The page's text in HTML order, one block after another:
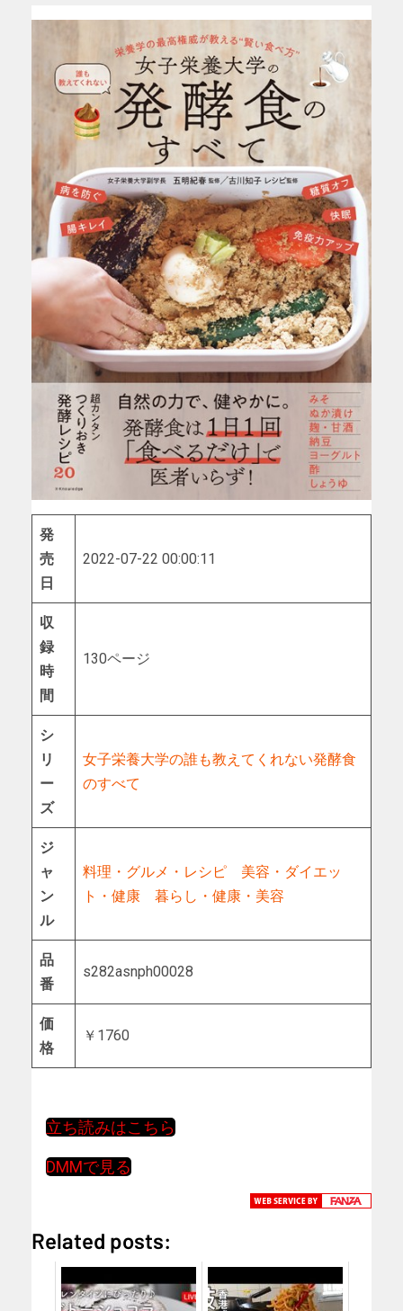
発
売
日
2022-07-22 00:00:11
収
録
時
間
130ページ
シ
リ
ー
ズ
女子栄養大学の誰も教えてくれない発酵食
のすべて
ジ
ャ
ン
ル
料理・グルメ・レシピ
美容・ダイエッ
ト・健康
暮らし・健康・美容
品
番
s282asnph00028
価
格
￥1760
立ち読みはこちら
DMMで見る
Related posts: